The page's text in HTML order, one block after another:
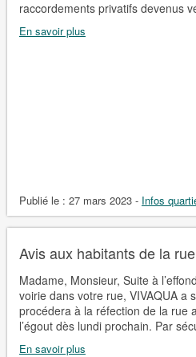
raccordements privatifs devenus
En savoir plus
Publié le : 27 mars 2023 - Infos
Avis aux habitants de la
Madame, Monsieur, Suite à
voirie dans votre rue, VIVAQUA a
procédera à la réfection de la rue
l’égout dès lundi prochain. Par
En savoir plus